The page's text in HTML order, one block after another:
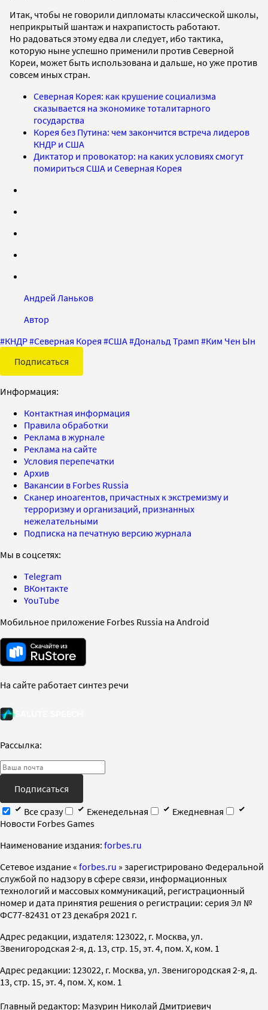
Итак, чтобы не говорили дипломаты классической школы,
неприкрытый шантаж и нахрапистость работают.
Но радоваться этому едва ли следует, ибо тактика,
которую ныне успешно применили против Северной
Кореи, может быть использована и дальше, но уже против
совсем иных стран.
Северная Корея: как крушение социализма
сказывается на экономике тоталитарного
государства
Корея без Путина: чем закончится встреча лидеров
КНДР и США
Диктатор и провокатор: на каких условиях смогут
помириться США и Северная Корея
Андрей Ланьков
Автор
#КНДР#Северная Корея #США#Дональд Трамп #Ким Чен Ын
Подписаться
Информация:
Контактная информация
Правила обработки
Реклама в журнале
Реклама на сайте
Условия перепечатки
Архив
Вакансии в Forbes Russia
Сканер иноагентов, причастных к экстремизму и
терроризму и организаций, признанных
нежелательными
Подписка на печатную версию журнала
Мы в соцсетях:
Telegram
ВКонтакте
YouTube
Мобильное приложение Forbes Russia на Android
На сайте работает синтез речи
Рассылка:
Подписаться
Все сразу
Еженедельная
Ежедневная
Новости Forbes Games
Наименование издания: forbes.ru
Cетевое издание « forbes.ru » зарегистрировано Федеральной
службой по надзору в сфере связи, информационных
технологий и массовых коммуникаций, регистрационный
номер и дата принятия решения о регистрации: серия Эл №
ФС77-82431 от 23 декабря 2021 г.
Адрес редакции, издателя: 123022, г. Москва, ул.
Звенигородская 2-я, д. 13, стр. 15, эт. 4, пом. X, ком. 1
Адрес редакции: 123022, г. Москва, ул. Звенигородская 2-я, д.
13, стр. 15, эт. 4, пом. X, ком. 1
Главный редактор: Мазурин Николай Дмитриевич